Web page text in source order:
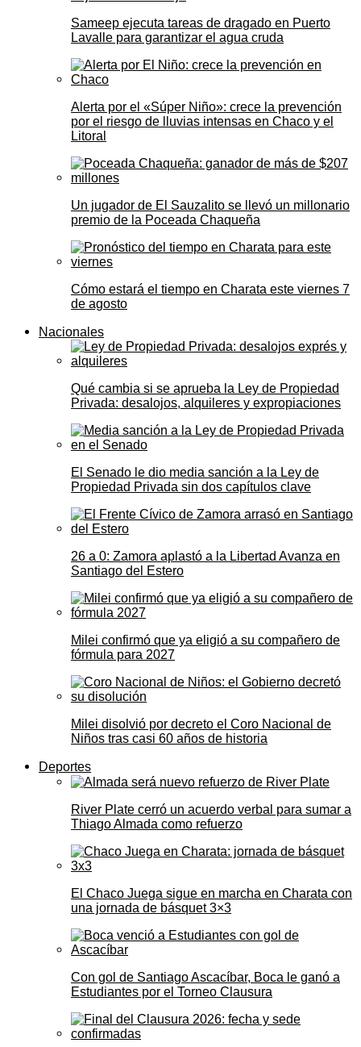
Sameep ejecuta tareas de dragado en Puerto
Lavalle para garantizar el agua cruda
Alerta por el «Súper Niño»: crece la prevención
por el riesgo de lluvias intensas en Chaco y el
Litoral
Un jugador de El Sauzalito se llevó un millonario
premio de la Poceada Chaqueña
Cómo estará el tiempo en Charata este viernes 7
de agosto
Nacionales
Qué cambia si se aprueba la Ley de Propiedad
Privada: desalojos, alquileres y expropiaciones
El Senado le dio media sanción a la Ley de
Propiedad Privada sin dos capítulos clave
26 a 0: Zamora aplastó a la Libertad Avanza en
Santiago del Estero
Milei confirmó que ya eligió a su compañero de
fórmula para 2027
Milei disolvió por decreto el Coro Nacional de
Niños tras casi 60 años de historia
Deportes
River Plate cerró un acuerdo verbal para sumar a
Thiago Almada como refuerzo
El Chaco Juega sigue en marcha en Charata con
una jornada de básquet 3×3
Con gol de Santiago Ascacíbar, Boca le ganó a
Estudiantes por el Torneo Clausura